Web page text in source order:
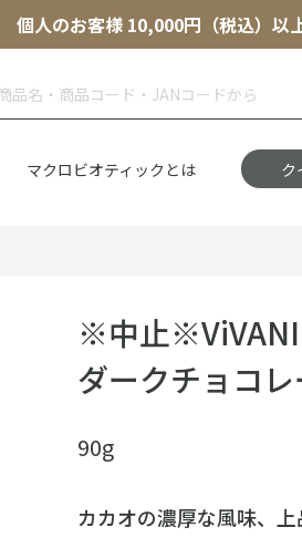
個人のお客様 10,000円（税込）以
マクロビオティックとは ク
※中止※ViVANI
ダークチョコ
90g
カカオの濃厚な風味、